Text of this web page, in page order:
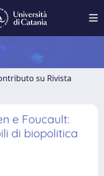
su Rivista
e Foucault:
di biopolitica